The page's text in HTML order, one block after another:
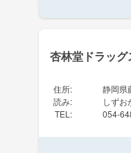
杏林堂ドラッ
住所:
静岡県
読み:
しずお
TEL : 054-